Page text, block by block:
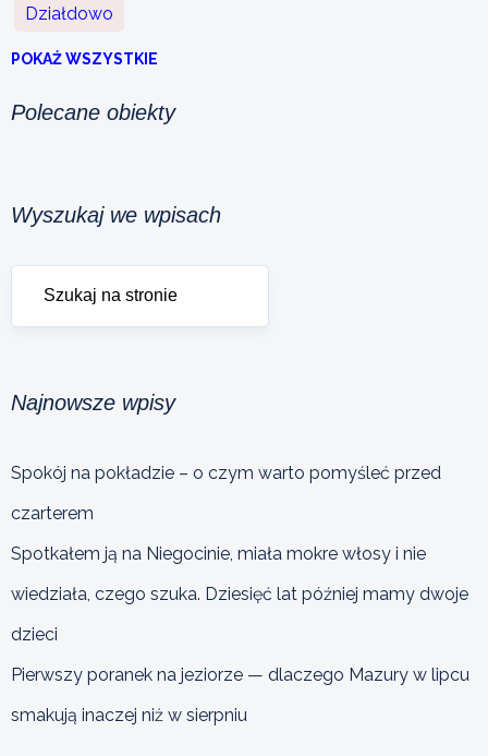
Działdowo
POKAŻ WSZYSTKIE
Polecane obiekty
Wyszukaj we wpisach
Najnowsze wpisy
Spokój na pokładzie – o czym warto pomyśleć przed
czarterem
Spotkałem ją na Niegocinie, miała mokre włosy i nie
wiedziała, czego szuka. Dziesięć lat później mamy dwoje
dzieci
Pierwszy poranek na jeziorze — dlaczego Mazury w lipcu
smakują inaczej niż w sierpniu